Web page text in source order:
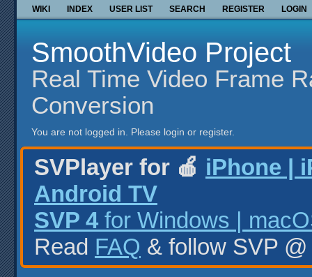
WIKI INDEX USER LIST SEARCH REGISTER LOGIN
SmoothVideo Project
Real Time Video Frame
Conversion
You are not logged in. Please login or register.
SVPlayer for 🍎 iPhone |
Android TV
SVP 4 for Windows |
Read FAQ & follow SVP